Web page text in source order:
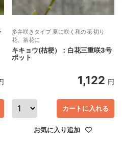
多弁咲きタイプ 夏に咲く和の花 切り
花、茶花に
キキョウ(桔梗）：白花三重咲3号
ポット
1,122 円
カートに入れる
お気に入り追加